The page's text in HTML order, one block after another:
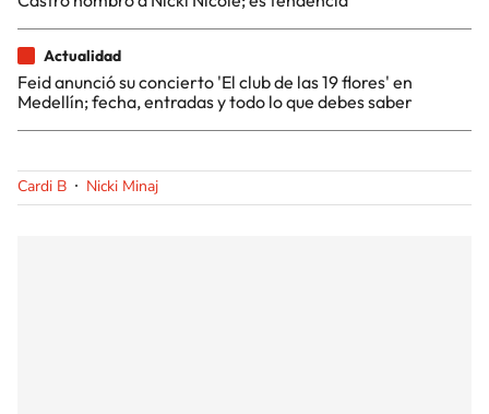
Actualidad
Feid anunció su concierto 'El club de las 19 flores' en
Medellín; fecha, entradas y todo lo que debes saber
Cardi B Nicki Minaj